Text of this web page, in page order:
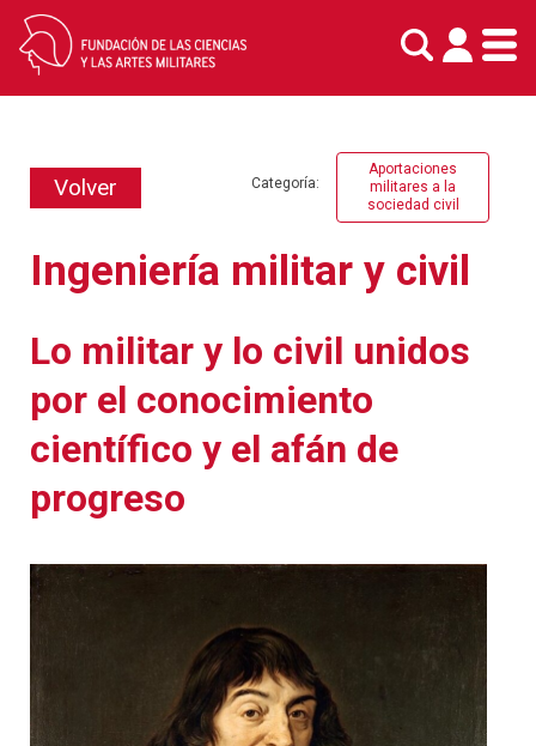
Volver Categoría:
Aportaciones
militares a la
sociedad civil
Ingeniería militar y civil
Lo militar y lo civil unidos
por el conocimiento
científico y el afán de
progreso